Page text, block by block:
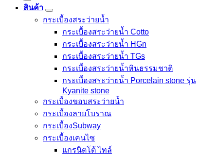
สินค้า
กระเบื้องสระว่ายนํ้า
กระเบื้องสระว่ายน้ำ Cotto
กระเบื้องสระว่ายน้ำ HGn
กระเบื้องสระว่ายน้ำ TGs
กระเบื้องสระว่ายน้ำหินธรรมชาติ
กระเบื้องสระว่ายนํ้า Porcelain stone รุ่น
Kyanite stone
กระเบื้องขอบสระว่ายน้ำ
กระเบื้องลายโบราณ
กระเบื้องSubway
กระเบื้องเคนไซ
แกรนิตโต้ ไทล์